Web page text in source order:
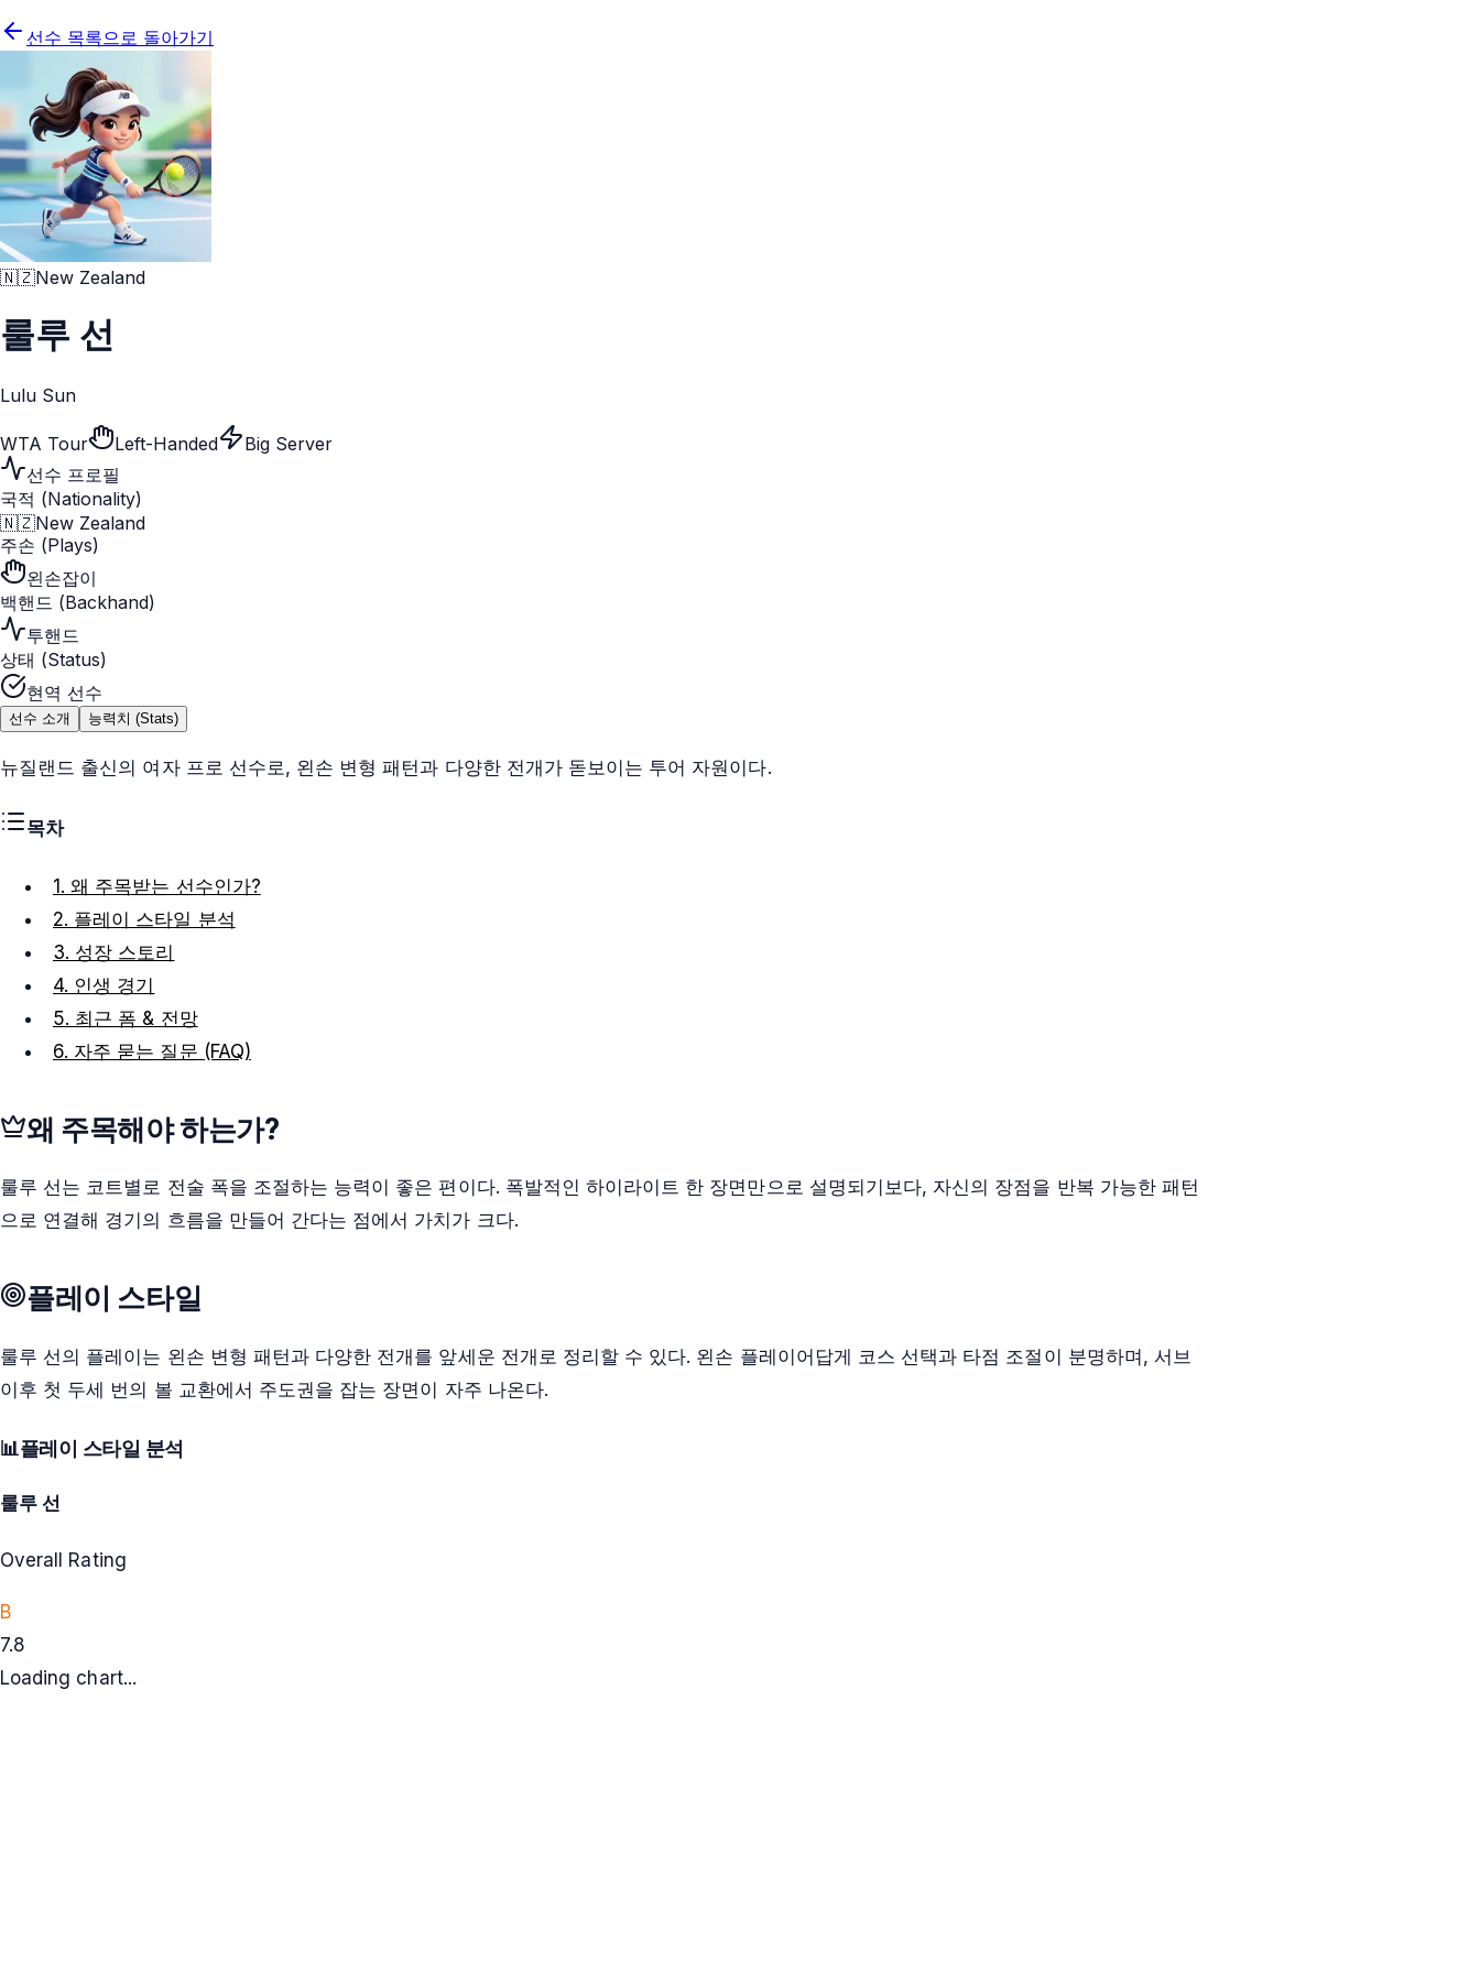
선수 목록으로 돌아가기
🇳🇿New Zealand
룰루 선
Lulu Sun
WTA Tour Left-Handed
Big Server
선수 프로필
국적 (Nationality)
🇳🇿New Zealand
주손 (Plays)
왼손잡이
백핸드 (Backhand)
투핸드
상태 (Status)
현역 선수
선수 소개 능력치 (Stats)
뉴질랜드 출신의 여자 프로 선수로, 왼손 변형 패턴과 다양한 전개가 돋보이는 투어 자원이다.
목차
1. 왜 주목받는 선수인가?
2. 플레이 스타일 분석
3. 성장 스토리
4. 인생 경기
5. 최근 폼 & 전망
6. 자주 묻는 질문 (FAQ)
왜 주목해야 하는가?
룰루 선는 코트별로 전술 폭을 조절하는 능력이 좋은 편이다. 폭발적인 하이라이트 한 장면만으로 설명되기보다, 자신의 장점을 반복 가능한 패턴
으로 연결해 경기의 흐름을 만들어 간다는 점에서 가치가 크다.
플레이 스타일
룰루 선의 플레이는 왼손 변형 패턴과 다양한 전개를 앞세운 전개로 정리할 수 있다. 왼손 플레이어답게 코스 선택과 타점 조절이 분명하며, 서브
이후 첫 두세 번의 볼 교환에서 주도권을 잡는 장면이 자주 나온다.
📊플레이 스타일 분석
룰루 선
Overall Rating
B
7.8
Loading chart...